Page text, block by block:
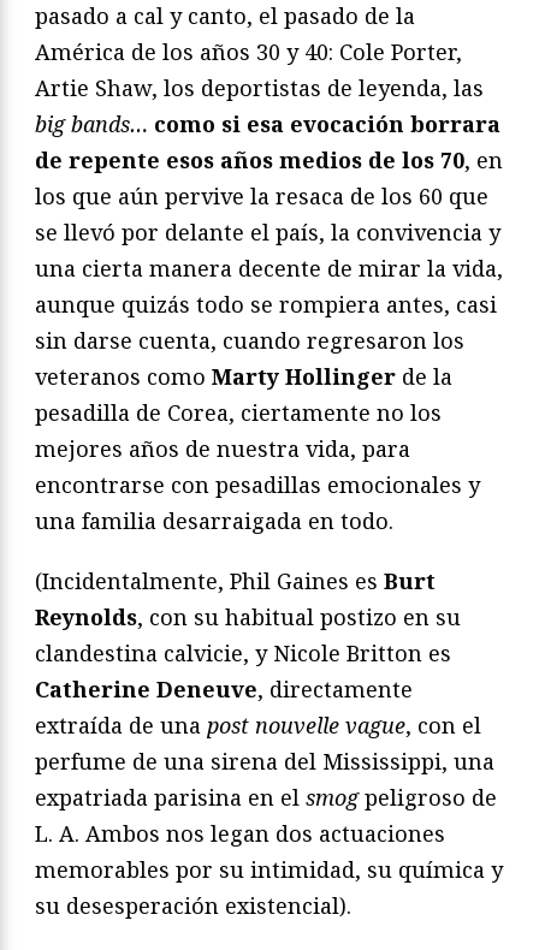
pasado a cal y canto, el pasado de la
América de los años 30 y 40: Cole Porter,
Artie Shaw, los deportistas de leyenda, las
big bands… como si esa evocación borrara
de repente esos años medios de los 70, en
los que aún pervive la resaca de los 60 que
se llevó por delante el país, la convivencia y
una cierta manera decente de mirar la vida,
aunque quizás todo se rompiera antes, casi
sin darse cuenta, cuando regresaron los
veteranos como Marty Hollinger de la
pesadilla de Corea, ciertamente no los
mejores años de nuestra vida, para
encontrarse con pesadillas emocionales y
una familia desarraigada en todo.
(Incidentalmente, Phil Gaines es Burt
Reynolds, con su habitual postizo en su
clandestina calvicie, y Nicole Britton es
Catherine Deneuve, directamente
extraída de una post nouvelle vague, con el
perfume de una sirena del Mississippi, una
expatriada parisina en el smogpeligroso de
L. A. Ambos nos legan dos actuaciones
memorables por su intimidad, su química y
su desesperación existencial).